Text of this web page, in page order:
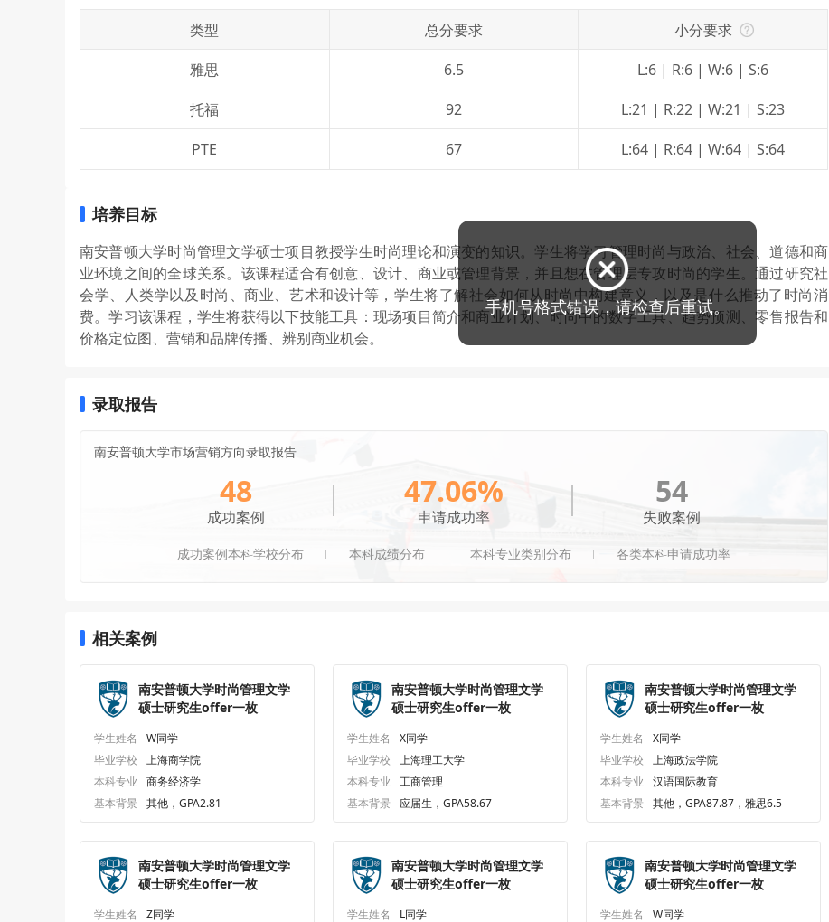
类型 总分要求
小分要求
雅思
6.5
L:6 | R:6 | W:6 | S:6
托福
92 L:21 | R:22 | W:21 | S:23
PTE 67 L:64 | R:64 | W:64 | S:64
培养目标
南安普顿大学时尚管理文学硕士项目教授学生时尚理论和演变的知识。学生将学习管理时尚与政治、社会、道德和商
业环境之间的全球关系。该课程适合有创意、设计、商业或管理背景，并且想在管理层专攻时尚的学生。通过研究社
会学、人类学以及时尚、商业、艺术和设计等，学生将了解社会如何从时尚中构建意义，以及是什么推动了时尚消
费。学习该课程，学生将获得以下技能工具：现场项目简介和商业计划、时尚中的数字工具、趋势预测、零售报告和
价格定位图、营销和品牌传播、辨别商业机会。
录取报告
南安普顿大学市场营销方向录取报告
48
成功案例
47.06%
申请成功率
54
失败案例
成功案例本科学校分布 本科成绩分布 本科专业类别分布 各类本科申请成功率
相关案例
南安普顿大学时尚管理文学
硕士研究生offer一枚
学生姓名
W同学
毕业学校
上海商学院
本科专业
商务经济学
基本背景
其他，GPA2.81
南安普顿大学时尚管理文学
硕士研究生offer一枚
学生姓名
X同学
毕业学校
上海理工大学
本科专业
工商管理
基本背景
应届生，GPA58.67
南安普顿大学时尚管理文学
硕士研究生offer一枚
学生姓名
X同学
毕业学校
上海政法学院
本科专业
汉语国际教育
基本背景
其他，GPA87.87，雅思6.5
南安普顿大学时尚管理文学
硕士研究生offer一枚
学生姓名 Z同学
南安普顿大学时尚管理文学
硕士研究生offer一枚
学生姓名 L同学
南安普顿大学时尚管理文学
硕士研究生offer一枚
学生姓名 W同学